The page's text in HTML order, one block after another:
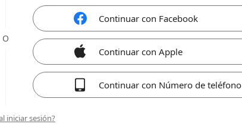
O
Continuar con Facebook
Continuar con Apple
Continuar con Número de teléfono
iniciar sesión?